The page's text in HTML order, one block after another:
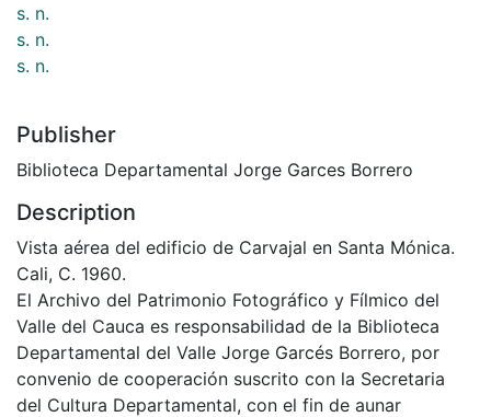
s. n.
s. n.
s. n.
Publisher
Biblioteca Departamental Jorge Garces Borrero
Description
Vista aérea del edificio de Carvajal en Santa Mónica.
Cali, C. 1960.
El Archivo del Patrimonio Fotográfico y Fílmico del
Valle del Cauca es responsabilidad de la Biblioteca
Departamental del Valle Jorge Garcés Borrero, por
convenio de cooperación suscrito con la Secretaria
del Cultura Departamental, con el fin de aunar